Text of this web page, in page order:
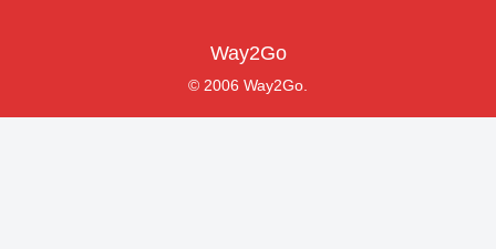
Way2Go
© 2006 Way2Go.